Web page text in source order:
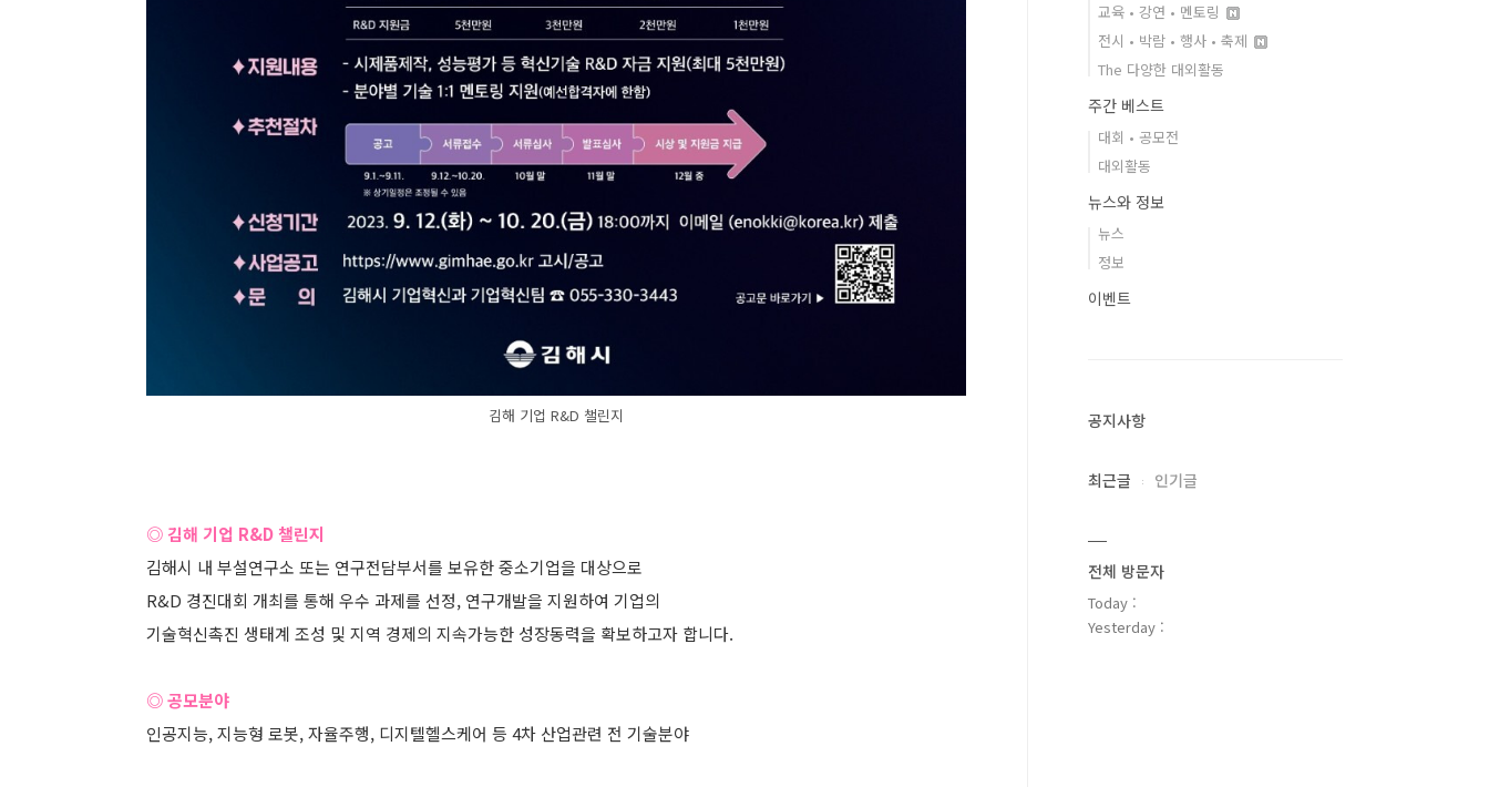
김해 기업 R&D 챌린지
◎ 김해 기업 R&D 챌린지
김해시 내 부설연구소 또는 연구전담부서를 보유한 중소기업을 대상으로
R&D 경진대회 개최를 통해 우수 과제를 선정, 연구개발을 지원하여 기업의
기술혁신촉진 생태계 조성 및 지역 경제의 지속가능한 성장동력을 확보하고자 합니다.
◎ 공모분야
인공지능, 지능형 로봇, 자율주행, 디지텔헬스케어 등 4차 산업관련 전 기술분야
교육 • 강연 • 멘토링
전시 • 박람 • 행사 • 축제
The 다양한 대외활동
주간 베스트
대회 • 공모전
대외활동
뉴스와 정보
뉴스
정보
이벤트
공지사항
최근글 인기글
전체 방문자
Today :
Yesterday :